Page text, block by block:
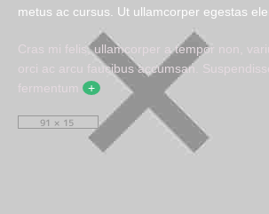
metus ac cursus. Ut ullamcorper egestas
Cras mi felis, ullamcorper a tempor non,
orci ac arcu faucibus accumsan.
fermentum
+